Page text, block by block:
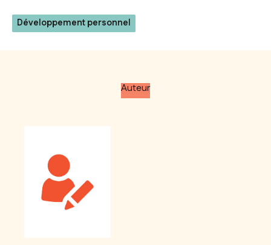
Développement personnel
Auteur